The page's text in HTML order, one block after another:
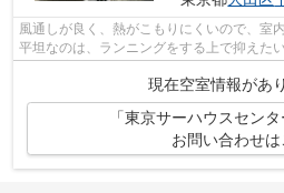
風通しが良く、熱がこもりにくいので、室
平坦なのは、ランニングをする上で抑えた
現在空室情報があ
「東京サーハウスセン
お問い合わせは